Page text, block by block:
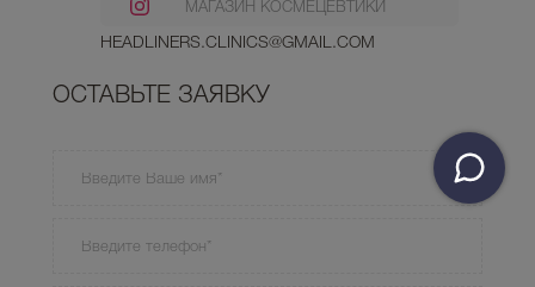
МАГАЗИН КОСМЕЦЕВТИКИ
HEADLINERS.CLINICS@GMAIL.COM
ОСТАВЬТЕ ЗАЯВКУ